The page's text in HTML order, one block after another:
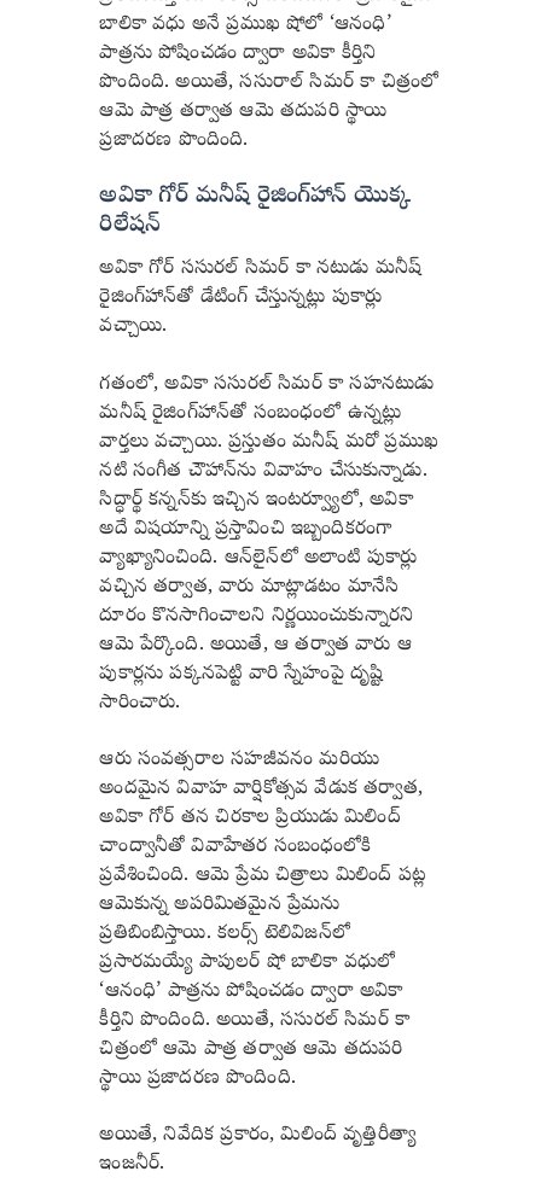
బాలికా వధు అనే ప్రముఖ షోలో ‘ఆనంధి’
పాత్రను పోషించడం ద్వారా అవికా కీర్తిని
పొందింది. అయితే, ససురాల్ సిమర్ కా చిత్రంలో
ఆమె పాత్ర తర్వాత ఆమె తదుపరి స్థాయి
ప్రజాదరణ పొందింది.
అవికా గోర్ మనీష్ రైజింగ్‌హాన్‌ యొక్క
రిలేషన్
అవికా గోర్ ససురల్ సిమర్ కా నటుడు మనీష్
రైజింగ్‌హాన్‌తో డేటింగ్ చేస్తున్నట్లు పుకార్లు
వచ్చాయి.
గతంలో, అవికా ససురల్ సిమర్ కా సహనటుడు
మనీష్ రైజింగ్‌హాన్‌తో సంబంధంలో ఉన్నట్లు
వార్తలు వచ్చాయి. ప్రస్తుతం మనీష్ మరో ప్రముఖ
నటి సంగీత చౌహాన్‌ను వివాహం చేసుకున్నాడు.
సిద్ధార్థ్ కన్నన్‌కు ఇచ్చిన ఇంటర్వ్యూలో, అవికా
అదే విషయాన్ని ప్రస్తావించి ఇబ్బందికరంగా
వ్యాఖ్యానించింది. ఆన్‌లైన్‌లో అలాంటి పుకార్లు
వచ్చిన తర్వాత, వారు మాట్లాడటం మానేసి
దూరం కొనసాగించాలని నిర్ణయించుకున్నారని
ఆమె పేర్కొంది. అయితే, ఆ తర్వాత వారు ఆ
పుకార్లను పక్కనపెట్టి వారి స్నేహంపై దృష్టి
సారించారు.
ఆరు సంవత్సరాల సహజీవనం మరియు
అందమైన వివాహ వార్షికోత్సవ వేడుక తర్వాత,
అవికా గోర్ తన చిరకాల ప్రియుడు మిలింద్
చాంద్వానీతో వివాహేతర సంబంధంలోకి
ప్రవేశించింది. ఆమె ప్రేమ చిత్రాలు మిలింద్ పట్ల
ఆమెకున్న అపరిమితమైన ప్రేమను
ప్రతిబింబిస్తాయి. కలర్స్ టెలివిజన్‌లో
ప్రసారమయ్యే పాపులర్ షో బాలికా వధులో
‘ఆనంధి’ పాత్రను పోషించడం ద్వారా అవికా
కీర్తిని పొందింది. అయితే, ససురల్ సిమర్ కా
చిత్రంలో ఆమె పాత్ర తర్వాత ఆమె తదుపరి
స్థాయి ప్రజాదరణ పొందింది.
అయితే, నివేదిక ప్రకారం, మిలింద్ వృత్తిరీత్యా
ఇంజనీర్.